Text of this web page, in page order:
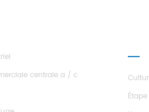
centrale a / c